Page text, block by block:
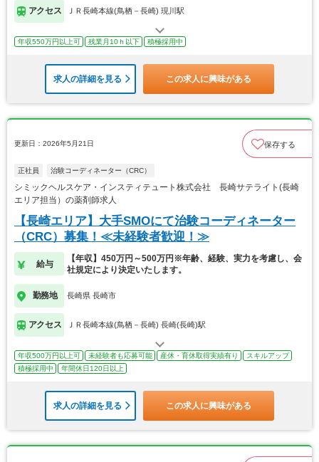
アクセス ＪＲ長崎本線(鳥栖－長崎) 現川駅
年収550万円以上可 残業月10ｈ以下 積極採用中
求人の詳細を見る この求人に興味がある
更新日：2026年5月21日 保存する
正社員 治験コーディネーター（CRC）
シミックヘルスケア・インスティテュート株式会社 長崎サテライト(長崎
エリア担当）の薬剤師求人
【長崎エリア】大手SMOにて治験コーディネーター
（CRC）募集！≪未経験者歓迎！≫
給与
【年収】450万円～500万円※年齢、経験、実力を考慮し、会
社規定により決定いたします。
勤務地 長崎県 長崎市
アクセス ＪＲ長崎本線(鳥栖－長崎) 長崎(長崎)駅
年収500万円以上可 未経験者も応募可能 産休・育休取得実績有り
スキルアップ
積極採用中
年間休日120日以上
求人の詳細を見る この求人に興味がある